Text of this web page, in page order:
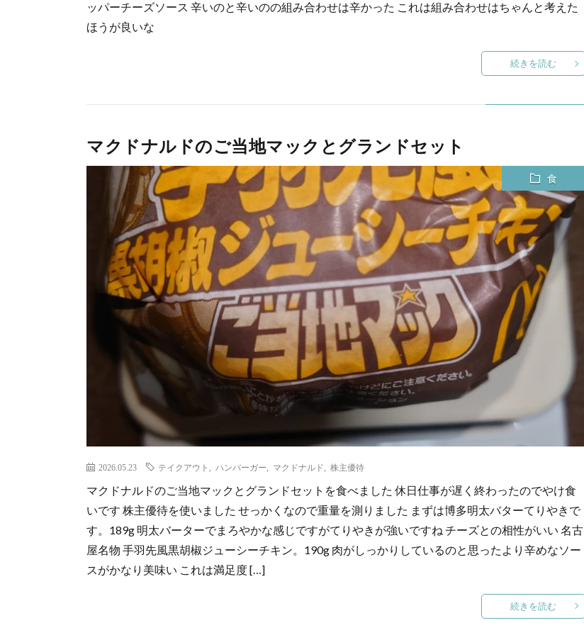
ッパーチーズソース 辛いのと辛いのの組み合わせは辛かった これは組み合わせはちゃんと考えた
ほうが良いな
続きを読む
マクドナルドのご当地マックとグランドセット
食
2026.05.23 テイクアウト ハンバーガー マクドナルド 株主優待
マクドナルドのご当地マックとグランドセットを食べました 休日仕事が遅く終わったのでやけ食
いです 株主優待を使いました せっかくなので重量を測りました まずは博多明太バターてりやきで
す。189g 明太バーターでまろやかな感じですがてりやきが強いですね チーズとの相性がいい 名古
屋名物 手羽先風黒胡椒ジューシーチキン。190g 肉がしっかりしているのと思ったより辛めなソー
スがかなり美味い これは満足度 […]
続きを読む